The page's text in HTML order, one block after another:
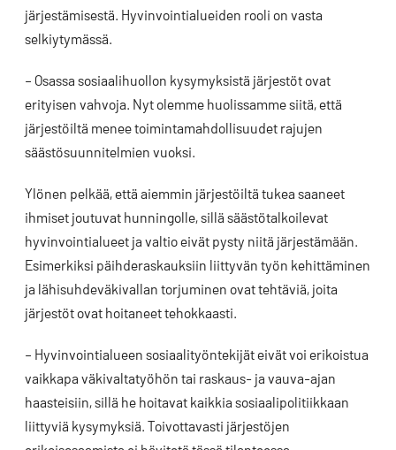
järjestämisestä. Hyvinvointialueiden rooli on vasta
selkiytymässä.
– Osassa sosiaalihuollon kysymyksistä järjestöt ovat
erityisen vahvoja. Nyt olemme huolissamme siitä, että
järjestöiltä menee toimintamahdollisuudet rajujen
säästösuunnitelmien vuoksi.
Ylönen pelkää, että aiemmin järjestöiltä tukea saaneet
ihmiset joutuvat hunningolle, sillä säästötalkoilevat
hyvinvointialueet ja valtio eivät pysty niitä järjestämään.
Esimerkiksi päihderaskauksiin liittyvän työn kehittäminen
ja lähisuhdeväkivallan torjuminen ovat tehtäviä, joita
järjestöt ovat hoitaneet tehokkaasti.
– Hyvinvointialueen sosiaalityöntekijät eivät voi erikoistua
vaikkapa väkivaltatyöhön tai raskaus- ja vauva-ajan
haasteisiin, sillä he hoitavat kaikkia sosiaalipolitiikkaan
liittyviä kysymyksiä. Toivottavasti järjestöjen